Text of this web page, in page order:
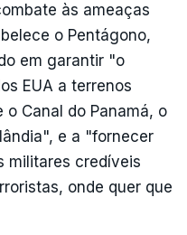
às ameaças
o Pentágono,
em garantir "o
EUA a terrenos
Canal do Panamá, o
e a "fornecer
militares credíveis
onde quer que